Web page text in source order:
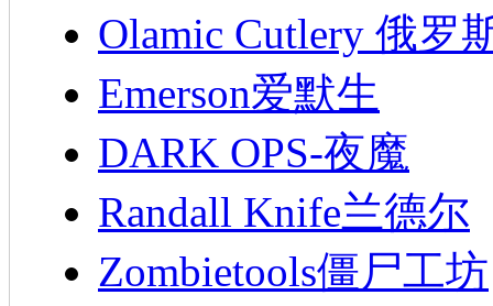
Olamic Cutlery 俄罗
Emerson爱默生
DARK OPS-夜魔
Randall Knife兰德尔
Zombietools僵尸工坊